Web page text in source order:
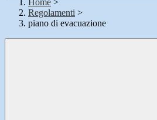
Home >
Regolamenti >
piano di evacuazione